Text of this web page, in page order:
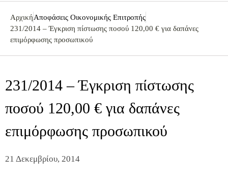
ΑρχικήΑποφάσεις Οικονομικής Επιτροπής
231/2014 – Έγκριση πίστωσης ποσού 120,00 € για δαπάνες
επιμόρφωσης προσωπικού
231/2014 – Έγκριση πίστωσης
ποσού 120,00 € για δαπάνες
επιμόρφωσης προσωπικού
21 Δεκεμβρίου, 2014